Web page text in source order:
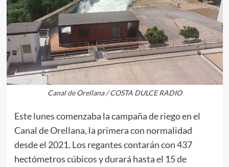
Canal de Orellana / COSTA DULCE RADIO
Este lunes comenzaba la campaña de riego en el
Canal de Orellana, la primera con normalidad
desde el 2021. Los regantes contarán con 437
hectómetros cúbicos y durará hasta el 15 de